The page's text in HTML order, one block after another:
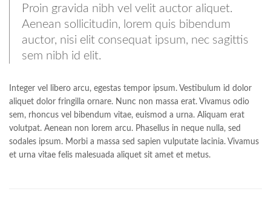
Proin gravida nibh vel velit auctor aliquet.
Aenean sollicitudin, lorem quis bibendum
auctor, nisi elit consequat ipsum, nec sagittis
sem nibh id elit.
Integer vel libero arcu, egestas tempor ipsum. Vestibulum id dolor
aliquet dolor fringilla ornare. Nunc non massa erat. Vivamus odio
sem, rhoncus vel bibendum vitae, euismod a urna. Aliquam erat
volutpat. Aenean non lorem arcu. Phasellus in neque nulla, sed
sodales ipsum. Morbi a massa sed sapien vulputate lacinia. Vivamus
et urna vitae felis malesuada aliquet sit amet et metus.